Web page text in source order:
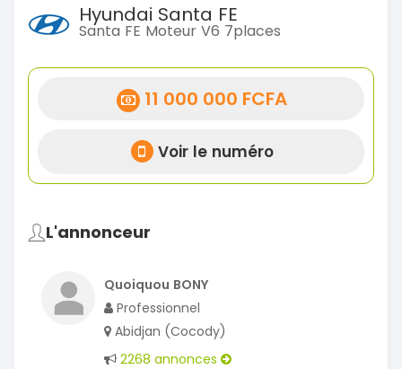
Hyundai Santa FE
Santa FE Moteur V6 7places
11 000 000 FCFA
Voir le numéro
L'annonceur
Quoiquou BONY
Professionnel
Abidjan (Cocody)
2268 annonces